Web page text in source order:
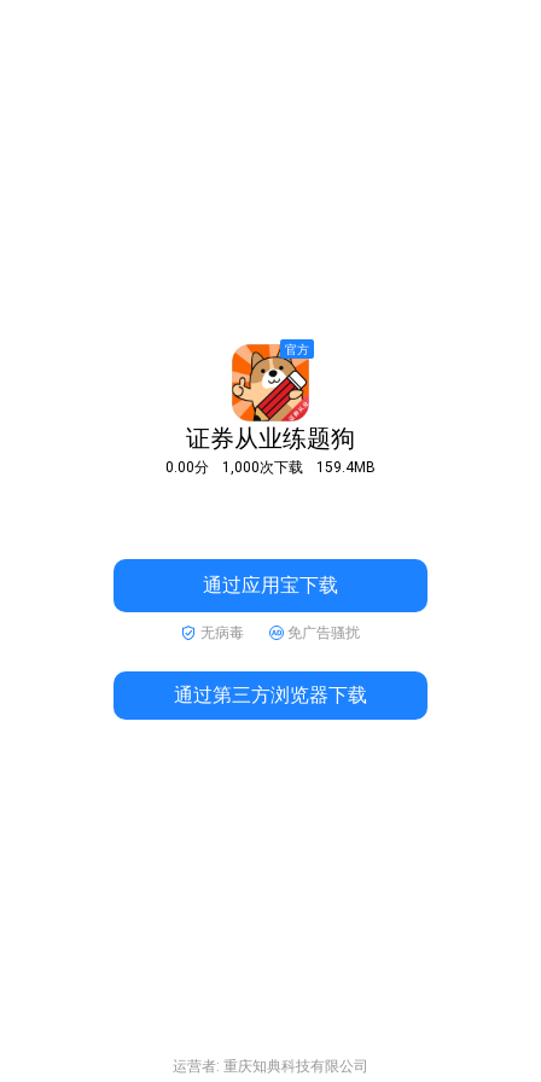
证券从业练题狗
0.00分 1,000次下载 159.4MB
通过应用宝下载
无病毒 免广告骚扰
通过第三方浏览器下载
运营者: 重庆知典科技有限公司